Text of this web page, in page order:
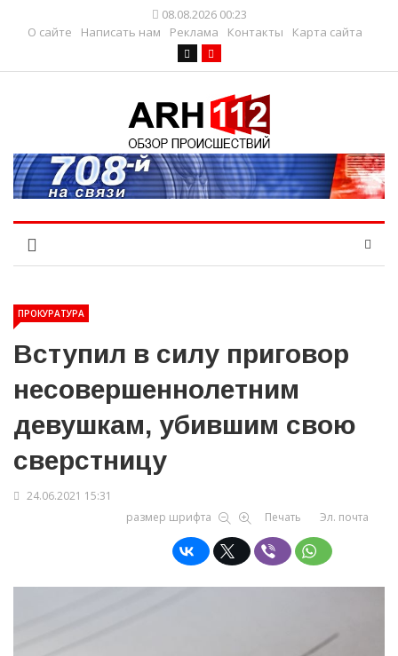
08.08.2026 00:23
О сайте
Написать нам Реклама Контакты Карта сайта
ПРОКУРАТУРА
Вступил в силу приговор
несовершеннолетним
девушкам, убившим свою
сверстницу
24.06.2021 15:31
размер шрифта
Печать Эл. почта